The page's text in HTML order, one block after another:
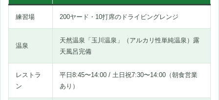
練習場 200ヤード・10打席のドライビングレンジ
温泉
天然温泉「玉川温泉」（アルカリ性単純温泉）露
天風呂完備
レストラ
ン
平日8:45〜14:00 / 土日祝7:30〜14:00（朝食営業
あり）